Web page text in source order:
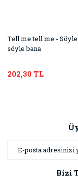
Tell me tell me -
söyle bana
202,30 TL
Bizi